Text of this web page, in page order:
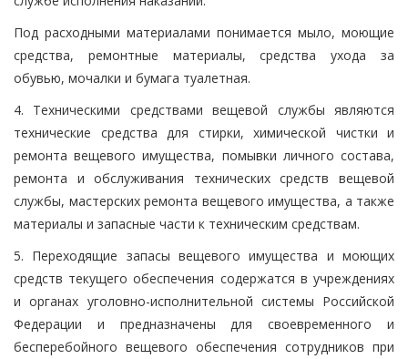
Под расходными материалами понимается мыло, моющие
средства, ремонтные материалы, средства ухода за
обувью, мочалки и бумага туалетная.
4. Техническими средствами вещевой службы являются
технические средства для стирки, химической чистки и
ремонта вещевого имущества, помывки личного состава,
ремонта и обслуживания технических средств вещевой
службы, мастерских ремонта вещевого имущества, а также
материалы и запасные части к техническим средствам.
5. Переходящие запасы вещевого имущества и моющих
средств текущего обеспечения содержатся в учреждениях
и органах уголовно-исполнительной системы Российской
Федерации и предназначены для своевременного и
бесперебойного вещевого обеспечения сотрудников при